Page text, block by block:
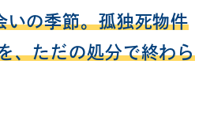
いの季節。孤独死物件
、ただの処分で終わら